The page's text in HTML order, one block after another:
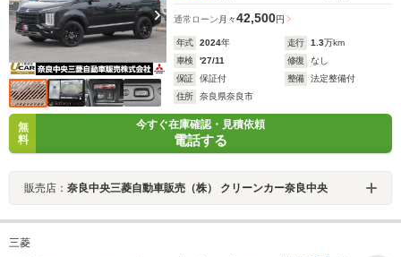
通常ローン 月々42,500円
年式 2024年 走行 1.3万km
車検
'27/11 修復
なし
保証
保証付 整備
法定整備付
住所
奈良県奈良市
無
料
今すぐ在庫確認・見積依頼
電話する
販売店： 奈良中央三菱自動車販売（株） クリーンカー奈良中央
三菱